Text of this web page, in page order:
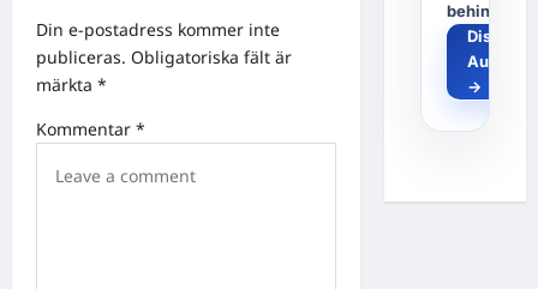
i
g
t
Din e-postadress kommer inte
publiceras. Obligatoriska fält är
märkta *
Kommentar *
behind it?
Discover
→